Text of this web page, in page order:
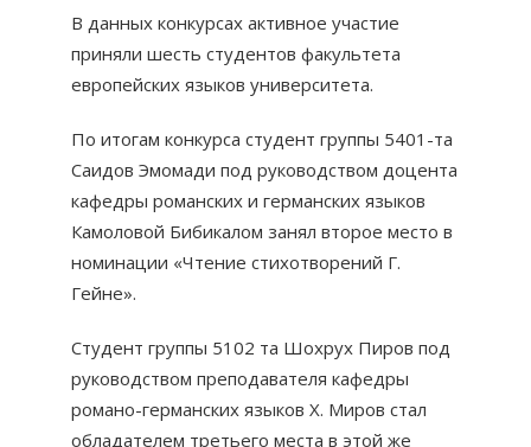
В данных конкурсах активное участие
приняли шесть студентов факультета
европейских языков университета.
По итогам конкурса студент группы 5401-та
Саидов Эмомади под руководством доцента
кафедры романских и германских языков
Камоловой Бибикалом занял второе место в
номинации «Чтение стихотворений Г.
Гейне».
Студент группы 5102 та Шохрух Пиров под
руководством преподавателя кафедры
романо-германских языков Х. Миров стал
обладателем третьего места в этой же